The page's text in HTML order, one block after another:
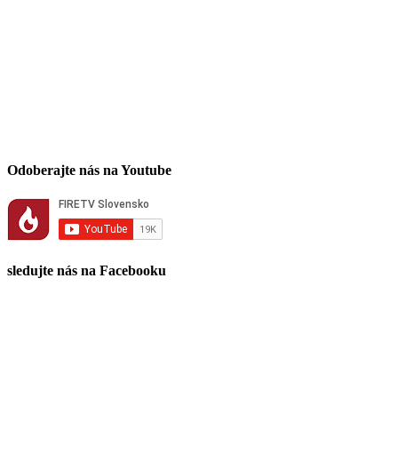
Odoberajte nás na Youtube
sledujte nás na Facebooku